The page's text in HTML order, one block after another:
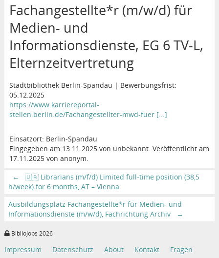
Fachangestellte*r (m/w/d) für
Medien- und
Informationsdienste, EG 6 TV-L,
Elternzeitvertretung
Stadtbibliothek Berlin-Spandau | Bewerbungsfrist:
05.12.2025
https://www.karriereportal-
stellen.berlin.de/Fachangestellter-mwd-fuer [...]
Einsatzort: Berlin-Spandau
Eingegeben am 13.11.2025 von unbekannt. Veröffentlicht am
17.11.2025 von anonym.
←
🇺🇦 Librarians (m/f/d) Limited full-time position (38,5
h/week) for 6 months, AT – Vienna
Ausbildungsplatz Fachangestellte*r für Medien- und
Informationsdienste (m/w/d), Fachrichtung Archiv
→
BiblioJobs 2026
Impressum Datenschutz About Kontakt Fragen